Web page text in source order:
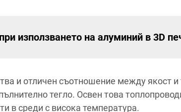
използването на алуминий в 3D
и отличен съотношение между якост
тегло. Освен това
в среди с висока температура.